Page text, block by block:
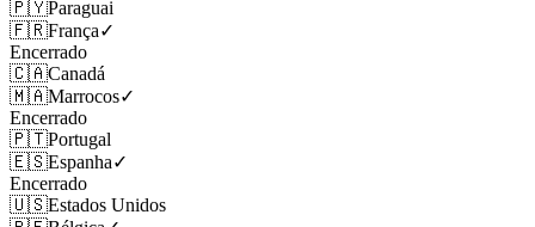
🇵🇾Paraguai
🇫🇷França✓
Encerrado
🇨🇦Canadá
🇲🇦Marrocos✓
Encerrado
🇵🇹Portugal
🇪🇸Espanha✓
Encerrado
🇺🇸Estados Unidos